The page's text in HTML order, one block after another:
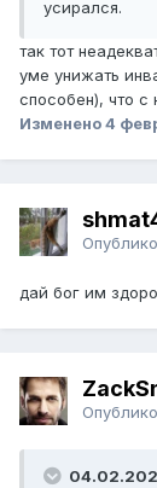
усирался.
так тот
уме унижать
способен), что с
Изменено4
дай бог им